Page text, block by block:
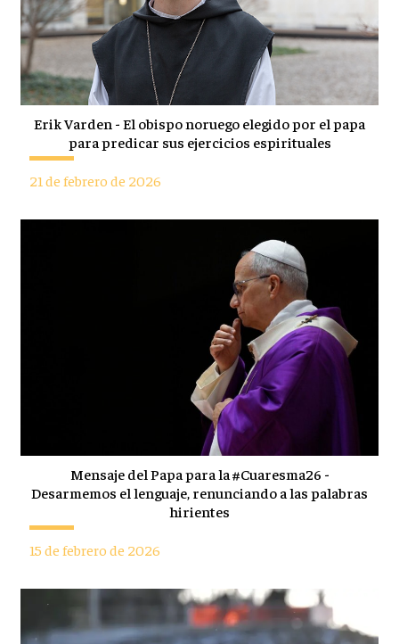
Erik Varden - El obispo noruego elegido por el papa
para predicar sus ejercicios espirituales
21 de febrero de 2026
Mensaje del Papa para la #Cuaresma26 -
Desarmemos el lenguaje, renunciando a las palabras
hirientes
15 de febrero de 2026